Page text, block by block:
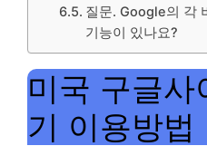
질문. Google의 각
기능이 있나요?
미국 구글사
기 이용방법